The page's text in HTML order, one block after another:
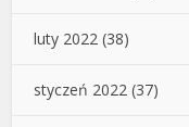
luty 2022 (38)
styczeń 2022 (37)